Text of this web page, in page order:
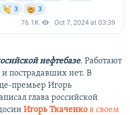
нефтебазе. Работают
пострадавших нет. В
премьер Игорь
глава российской
Игорь Ткаченко в своем